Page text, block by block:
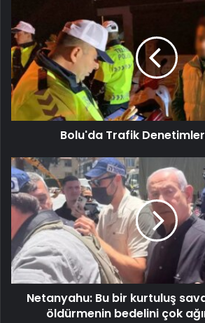
Bolu'da Trafik Denetimleri
Netanyahu: Bu bir kurtuluş
öldürmenin bedelini çok